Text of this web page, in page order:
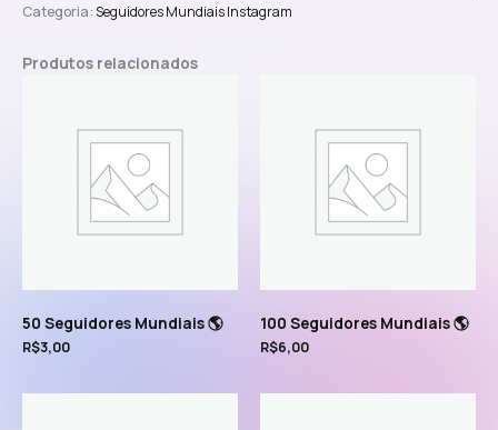
Categoria:Seguidores Mundiais Instagram
Produtos relacionados
50 Seguidores Mundiais 🌎
R$3,00
100 Seguidores Mundiais 🌎
R$6,00